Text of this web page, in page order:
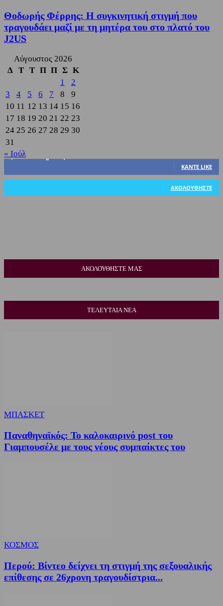
Θοδωρής Φέρρης: Η συγκινητική στιγμή που
τραγουδάει μαζί με τη μητέρα του στο πλατό του
J2US
Αύγουστος 2026
Δ
Τ Τ Π Π Σ Κ
1
2
3
4 5 6 7 8
9
10 11 12 13 14 15 16
17 18 19 20 21 22 23
24 25 26 27 28 29 30
31
« Ιούλ
3,822
ΚΆΝΤΕ LIKE
ΑΚΟΛΟΥΘΉΣΤΕ
ΑΚΟΛΟΥΘΗΣΤΕ ΜΑΣ
ΤΕΛΕΥΤΑΙΑ ΝΕΑ
ΜΠΑΣΚΕΤ
Παναθηναϊκός: Το καλοκαιρινό post του
Γιαμπουσέλε με τους νέους συμπαίκτες του
ΚΟΣΜΟΣ
Περού: Βίντεο δείχνει τη στιγμή της σεξουαλικής
επίθεσης σε 26χρονη τραγουδίστρια...